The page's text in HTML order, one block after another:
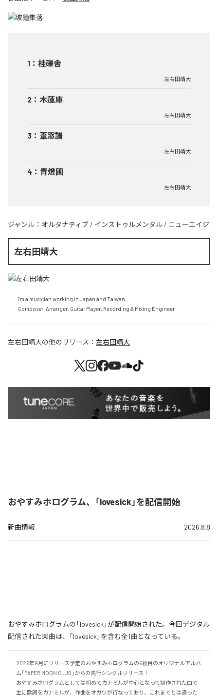
1 ： 桂礫舎
左右田靖大
2 ： 木蓮庫
左右田靖大
3 ： 葦窓譜
左右田靖大
4 ： 青燈圃
左右田靖大
ジャンル： オルタナティブ / インストゥルメンタル / ニューエイジ
左右田靖大
I'm a musician working in Japan and Taiwan.
Composer, Arranger, Guitar Player, Recording & Mixing Engineer
左右田靖大の他のリリース： 左右田靖大
おやすみホログラム、「lovesick」を配信開始
新曲情報 2026.8.8
おやすみホログラムの「lovesick」が配信開始された。今回デジタル
配信された楽曲は、「lovesick」を含む全1曲となっている。
2026年9月にリリース予定のおやすみホログラムの6枚目のオリジナルアルバ
ム「PAPER MOON CLUB」からの先行シングルリリース！
おやすみホログラムとしては初めてカナミルが中心となって制作された曲で
主に歌詞をカナミルが、作曲をオガワが行なっており、これまでとは違った